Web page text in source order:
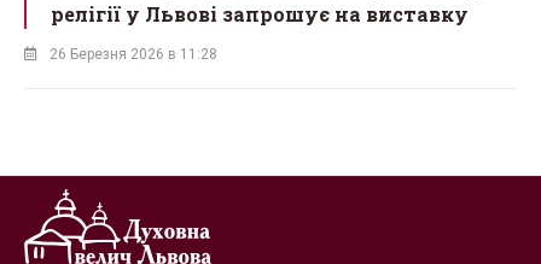
релігії у Львові запрошує на виставку
26 Березня 2026 в 11:28